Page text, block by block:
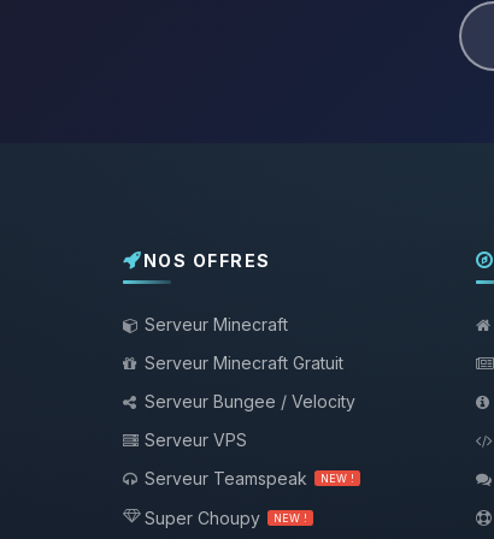
NOS OFFRES
Serveur Minecraft
Serveur Minecraft Gratuit
Serveur Bungee / Velocity
Serveur VPS
Serveur Teamspeak
NEW !
Super Choupy NEW !